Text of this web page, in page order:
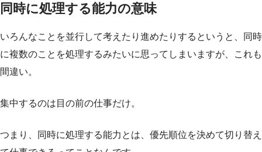
同時に処理する能力の意味
いろんなことを並行して考えたり進めたりするというと、同時
に複数のことを処理するみたいに思ってしまいますが、これも
間違い。
集中するのは目の前の仕事だけ。
つまり、同時に処理する能力とは、優先順位を決めて切り替え